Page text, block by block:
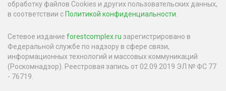
обработку файлов Cookies и других пользовательских данных,
в соответствии с Политикой конфиденциальности
Сетевое издание forestcomplex.ru зарегистрировано в
Федеральной службе по надзору в сфере связи,
информационных технологий и массовых коммуникаций
(Роскомнадзор). Реестровая запись от 02.09.2019 ЭЛ № ФС 77
- 76719.